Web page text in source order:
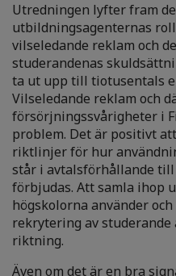
Utredningen lyfter fram
utbildningsagenternas
vilseledande reklam och
studerandenas
ta ut upp till tiotusentals
Vilseledande reklam och
försörjningssvårigheter i
problem. Det är positivt
riktlinjer för hur
står i avtalsförhållande
förbjudas. Att samla ihop
högskolorna använder
rekrytering av
riktning.
Även om det är en bra